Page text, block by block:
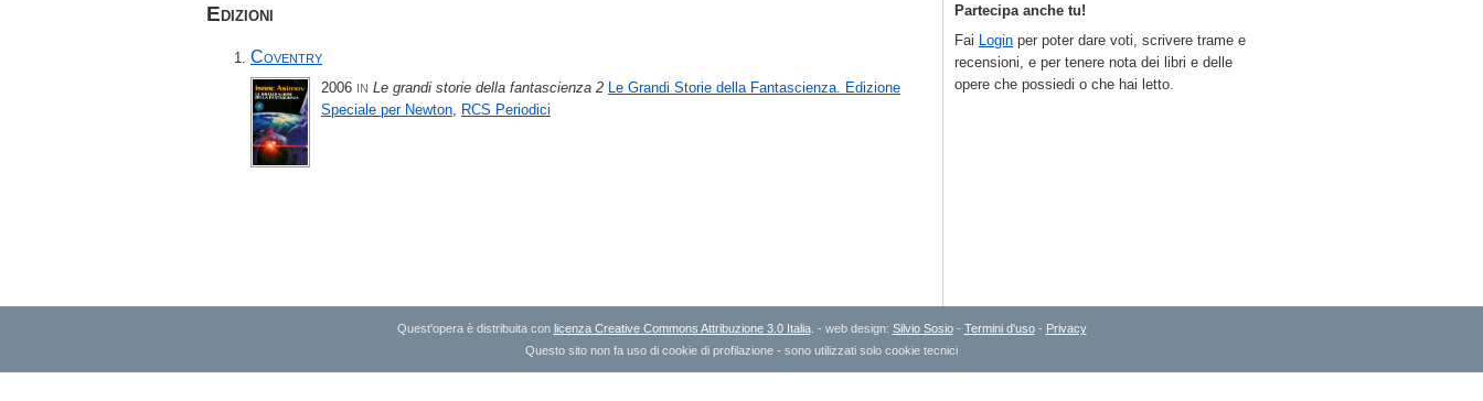
Edizioni
Coventry
2006 IN Le grandi storie della fantascienza 2 Le Grandi Storie della Fantascienza. Edizione
Speciale per Newton RCS Periodici
Partecipa anche tu!
Fai Login per poter dare voti, scrivere trame e
recensioni, e per tenere nota dei libri e delle
opere che possiedi o che hai letto.
Quest'opera è distribuita con licenza Creative Commons Attribuzione 3.0 Italia. - web design: Silvio Sosio- Termini d'uso- Privacy
Questo sito non fa uso di cookie di profilazione - sono utilizzati solo cookie tecnici